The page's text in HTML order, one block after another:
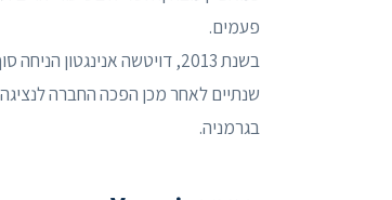
פעמים.
בשנת 2013, דויטשה אנינגטון הניחה סוף סוף את מניותיה בבורסת פרנקפורט עם נפח נמוך יותר ומחיר הנפקה מופחת.
בגרמניה.